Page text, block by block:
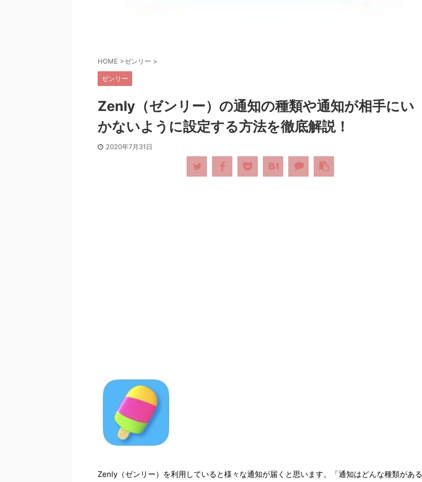
HOME >ゼンリー >
ゼンリー
Zenly（ゼンリー）の通知の種類や通知が相手にい
かないように設定する方法を徹底解説！
2020年7月31日
Zenly（ゼンリー）を利用していると様々な通知が届くと思います。「通知はどんな種類がある